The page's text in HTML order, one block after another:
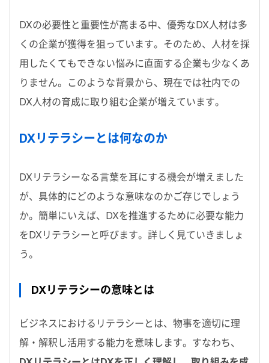
DXの必要性と重要性が高まる中、優秀なDX人材は多
くの企業が獲得を狙っています。そのため、人材を採
用したくてもできない悩みに直面する企業も少なくあ
りません。このような背景から、現在では社内での
DX人材の育成に取り組む企業が増えています。
DXリテラシーとは何なのか
DXリテラシーなる言葉を耳にする機会が増えました
が、具体的にどのような意味なのかご存じでしょう
か。簡単にいえば、DXを推進するために必要な能力
をDXリテラシーと呼びます。詳しく見ていきましょ
う。
DXリテラシーの意味とは
ビジネスにおけるリテラシーとは、物事を適切に理
解・解釈し活用する能力を意味します。すなわち、